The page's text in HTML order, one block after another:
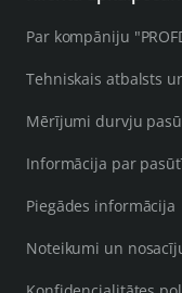
Par kompāniju
Tehniskais atbalsts
Mērījumi durvju
Informācija par
Piegādes informācija
Noteikumi un